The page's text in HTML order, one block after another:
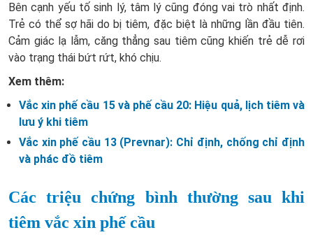
Bên cạnh yếu tố sinh lý, tâm lý cũng đóng vai trò nhất định.
Trẻ có thể sợ hãi do bị tiêm, đặc biệt là những lần đầu tiên.
Cảm giác lạ lẫm, căng thẳng sau tiêm cũng khiến trẻ dễ rơi
vào trạng thái bứt rứt, khó chịu.
Xem thêm:
Vắc xin phế cầu 15 và phế cầu 20: Hiệu quả, lịch tiêm và
lưu ý khi tiêm
Vắc xin phế cầu 13 (Prevnar): Chỉ định, chống chỉ định
và phác đồ tiêm
Các triệu chứng bình thường sau khi
tiêm vắc xin phế cầu